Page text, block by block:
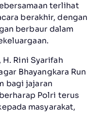
terlihat
berakhir, dengan
berbaur dalam
Rini Syarifah
Bhayangkara Run
bagi jajaran
Polri terus
masyarakat,